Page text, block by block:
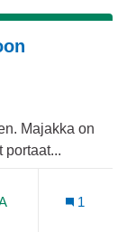
Majakka on
portaat...
1